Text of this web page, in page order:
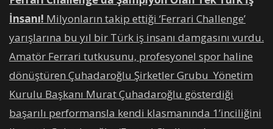
İnsanı! Milyonların takip ettiği ‘Ferrari Challenge’
yarışlarına bu yıl bir Türk iş insanı damgasını vurdu.
Amatör Ferrari tutkusunu, profesyonel spor haline
dönüştüren Çuhadaroğlu Şirketler Grubu Yönetim
Kurulu Başkanı Murat Çuhadaroğlu gösterdiği
başarılı performansla kendi klasmanında 1’inciliğini